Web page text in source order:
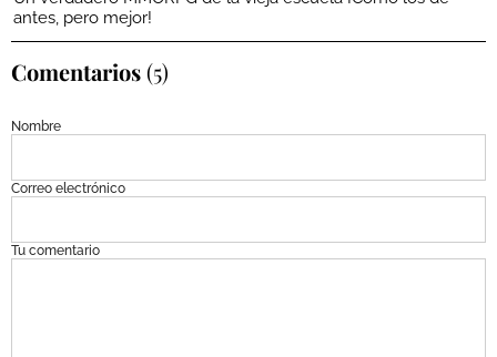
antes, pero mejor!
Comentarios(5)
Nombre
Correo electrónico
Tu comentario